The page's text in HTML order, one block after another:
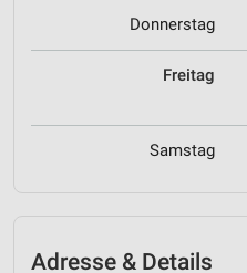
Donnerstag
Freitag
Samstag
Adresse & Details